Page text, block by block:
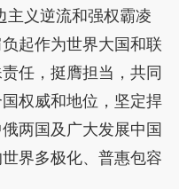
义逆流和强权霸凌
起作为世界大国和联
任，挺膺担当，共同
权威和地位，坚定捍
两国及广大发展中国
界多极化、普惠包容